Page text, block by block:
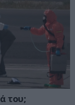
του;